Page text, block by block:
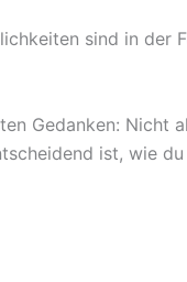
sind in der
Gedanken: Nicht
ist, wie